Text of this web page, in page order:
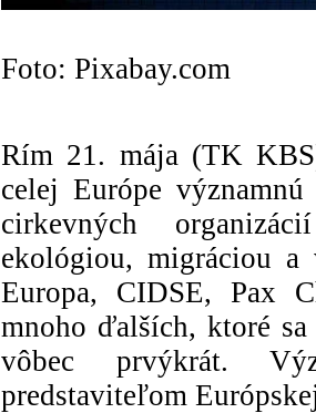
Foto: Pixabay.com
Rím 21. mája (TK
celej Európe
cirkevných
ekológiou, migráciou
Europa, CIDSE, Pax
mnoho ďalších, ktoré
vôbec prvýkrát.
predstaviteľom